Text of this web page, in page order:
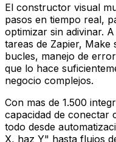
El constructor visual
pasos en tiempo real,
optimizar sin adivinar.
tareas de Zapier, Make
bucles, manejo de
que lo hace
negocio complejos.
Con mas de 1.500
capacidad de conectar
todo desde
X, haz Y" hasta flujos